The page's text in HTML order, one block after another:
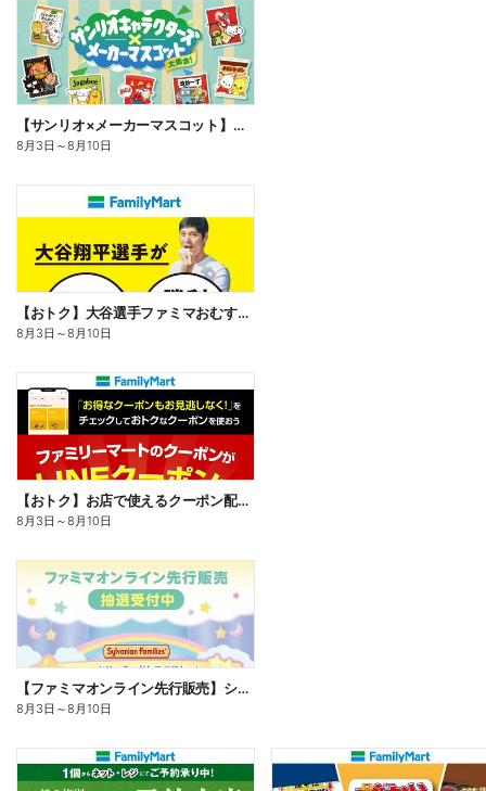
【サンリオ×メーカーマスコット】オリジナルグッズ貰える!
8月3日 ～8月10日
【おトク】大谷選手ファミマおむすび割
8月3日 ～8月10日
【おトク】お店で使えるクーポン配信中
8月3日 ～8月10日
【ファミマオンライン先行販売】シルバニアファミリー
8月3日 ～8月10日